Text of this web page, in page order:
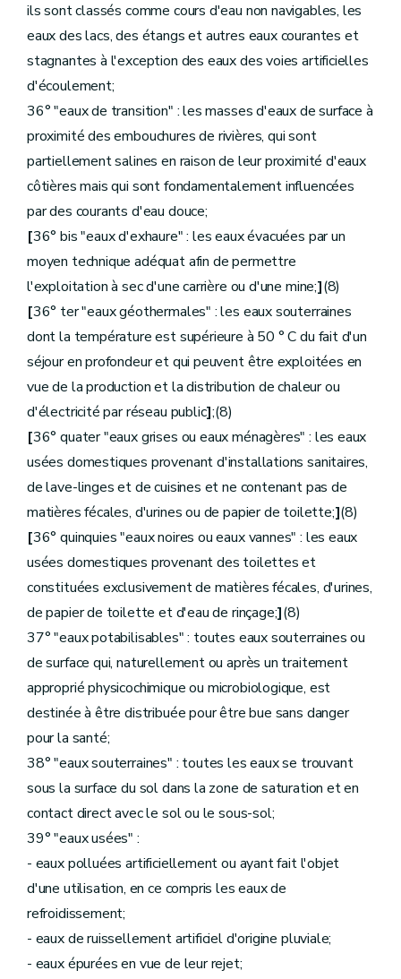
ils sont classés comme cours d'eau non navigables, les
eaux des lacs, des étangs et autres eaux courantes et
stagnantes à l'exception des eaux des voies artificielles
d'écoulement;
36° "eaux de transition" : les masses d'eaux de surface à
proximité des embouchures de rivières, qui sont
partiellement salines en raison de leur proximité d'eaux
côtières mais qui sont fondamentalement influencées
par des courants d'eau douce;
[36° bis "eaux d'exhaure" : les eaux évacuées par un
moyen technique adéquat afin de permettre
l'exploitation à sec d'une carrière ou d'une mine;](8)
[36° ter "eaux géothermales" : les eaux souterraines
dont la température est supérieure à 50 ° C du fait d'un
séjour en profondeur et qui peuvent être exploitées en
vue de la production et la distribution de chaleur ou
d'électricité par réseau public];(8)
[36° quater "eaux grises ou eaux ménagères" : les eaux
usées domestiques provenant d'installations sanitaires,
de lave-linges et de cuisines et ne contenant pas de
matières fécales, d'urines ou de papier de toilette;](8)
[36° quinquies "eaux noires ou eaux vannes" : les eaux
usées domestiques provenant des toilettes et
constituées exclusivement de matières fécales, d'urines,
de papier de toilette et d'eau de rinçage;](8)
37° "eaux potabilisables" : toutes eaux souterraines ou
de surface qui, naturellement ou après un traitement
approprié physicochimique ou microbiologique, est
destinée à être distribuée pour être bue sans danger
pour la santé;
38° "eaux souterraines" : toutes les eaux se trouvant
sous la surface du sol dans la zone de saturation et en
contact direct avec le sol ou le sous-sol;
39° "eaux usées" :
- eaux polluées artificiellement ou ayant fait l'objet
d'une utilisation, en ce compris les eaux de
refroidissement;
- eaux de ruissellement artificiel d'origine pluviale;
- eaux épurées en vue de leur rejet;